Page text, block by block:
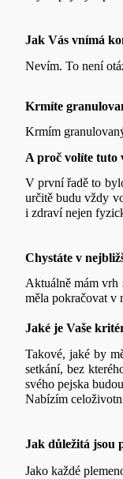
Jak Vás vnímá
Nevím. To není
Krmíte
Krmím
A proč volíte tuto
V první řadě to
určitě budu vždy
i zdraví nejen
Chystáte v
Aktuálně mám vrh
měla pokračovat v
Jaké je Vaše
Takové, jaké by
setkání, bez
svého pejska
Nabízím
Jak důležitá jsou
Jako každé